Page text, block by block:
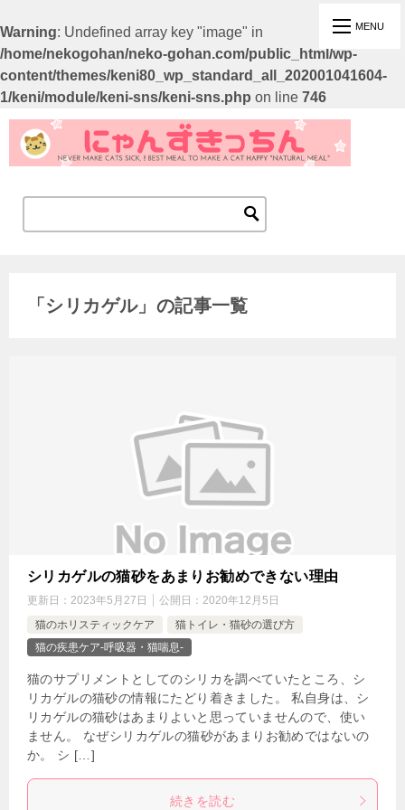
Warning: Undefined array key "image" in
/home/nekogohan/neko-gohan.com/public_html/wp-
content/themes/keni80_wp_standard_all_202001041604-
1/keni/module/keni-sns/keni-sns.php on line 746
「シリカゲル」の記事一覧
シリカゲルの猫砂をあまりお勧めできない理由
更新日： 2023年5月27日 公開日： 2020年12月5日
猫のホリスティックケア
猫トイレ・猫砂の選び方
猫の疾患ケア-呼吸器・猫喘息-
猫のサプリメントとしてのシリカを調べていたところ、シ
リカゲルの猫砂の情報にたどり着きました。 私自身は、シ
リカゲルの猫砂はあまりよいと思っていませんので、使い
ません。 なぜシリカゲルの猫砂があまりお勧めではないの
か。 シ […]
続きを読む